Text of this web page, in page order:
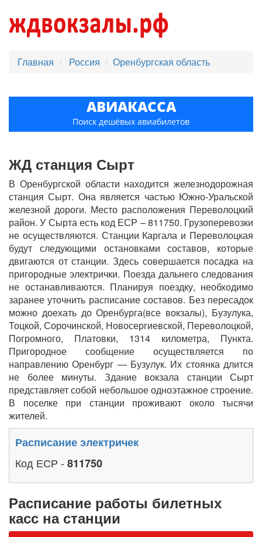
Главная Россия Оренбургская область
АВИАКАССА
Поиск дешёвых авиабилетов
ЖД станция Сырт
В Оренбургской области находится железнодорожная
станция Сырт. Она является частью Южно-Уральской
железной дороги. Место расположения Переволоцкий
район. У Сырта есть код ЕСР – 811750. Грузоперевозки
не осуществляются. Станции Каргала и Переволоцкая
будут следующими остановками составов, которые
двигаются от станции. Здесь совершается посадка на
пригородные электрички. Поезда дальнего следования
не останавливаются. Планируя поездку, необходимо
заранее уточнить расписание составов. Без пересадок
можно доехать до Оренбурга(все вокзалы), Бузулука,
Тоцкой, Сорочинской, Новосергиевской, Переволоцкой,
Погромного, Платовки, 1314 километра, Пункта.
Пригородное сообщение осуществляется по
направлению Оренбург — Бузулук. Их стоянка длится
не более минуты. Здание вокзала станции Сырт
представляет собой небольшое одноэтажное строение.
В поселке при станции проживают около тысячи
жителей.
Расписание электричек
Код ЕСР - 811750
Расписание работы билетных
касс на станции